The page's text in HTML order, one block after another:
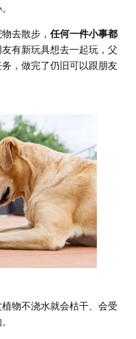
去散步， 任何一件小事都
有新玩具想去一起玩，父
，做完了仍旧可以跟朋友
物不浇水就会枯干、会受